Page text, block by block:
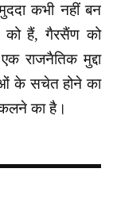
कभी नहीं बन
को हैं, गैरसैंण को
राजनैतिक मुद्दा
के सचेत होने का
का है।